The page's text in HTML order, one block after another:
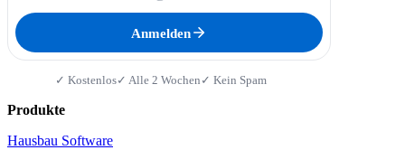
Anmelden
✓ Kostenlos✓ Alle 2 Wochen ✓ Kein Spam
Produkte
Hausbau Software